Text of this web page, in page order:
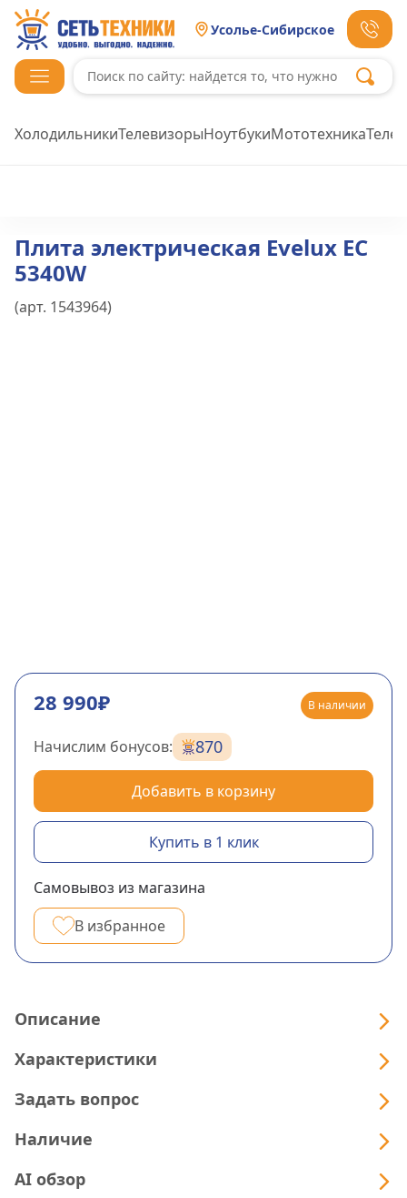
Усолье-Сибирское
ХолодильникиТелевизорыНоутбукиМототехника
Плита электрическая Evelux EC
5340W
(арт. 1543964)
28 990₽ В наличии
Начислим бонусов: 870
Добавить в корзину
Купить в 1 клик
Самовывоз из магазина
В избранное
Описание
Характеристики
Задать вопрос
Наличие
AI обзор